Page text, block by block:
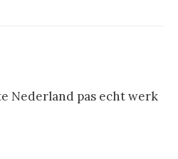
Nederland pas echt werk